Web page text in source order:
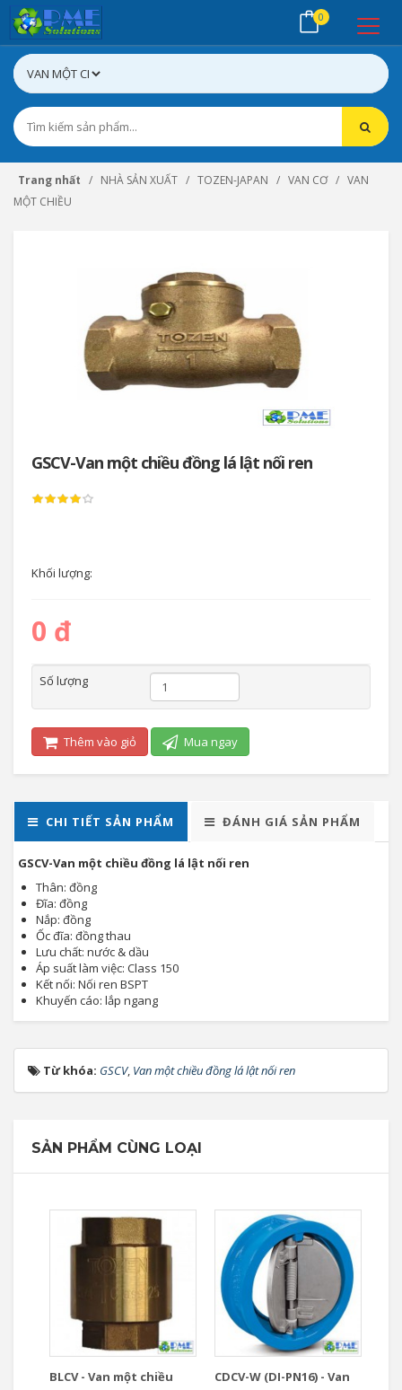
0
Trang nhất NHÀ SẢN XUẤT TOZEN-JAPAN VAN CƠ
VAN
MỘT CHIỀU
GSCV-Van một chiều đồng lá lật nối ren
Khối lượng:
0 đ
Số lượng
Thêm vào giỏ Mua ngay
CHI TIẾT SẢN PHẨM ĐÁNH GIÁ SẢN PHẨM
GSCV-Van một chiều đồng lá lật nối ren
Thân: đồng
Đĩa: đồng
Nắp: đồng
Ốc đĩa: đồng thau
Lưu chất: nước & dầu
Áp suất làm việc: Class 150
Kết nối: Nối ren BSPT
Khuyến cáo: lắp ngang
Từ khóa: GSCV, Van một chiều đồng lá lật nối ren
SẢN PHẨM CÙNG LOẠI
BLCV - Van một chiều
CDCV-W (DI-PN16) - Van